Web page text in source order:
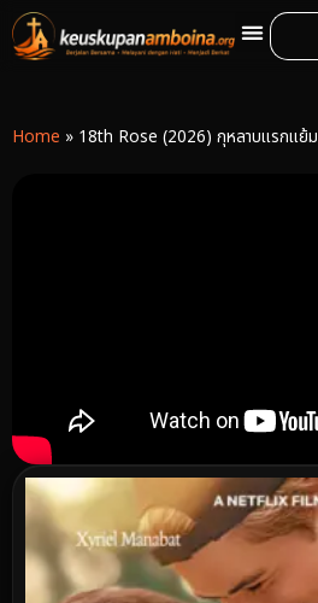
Home » 18th Rose (2026) กุหลาบแรกแย้ม